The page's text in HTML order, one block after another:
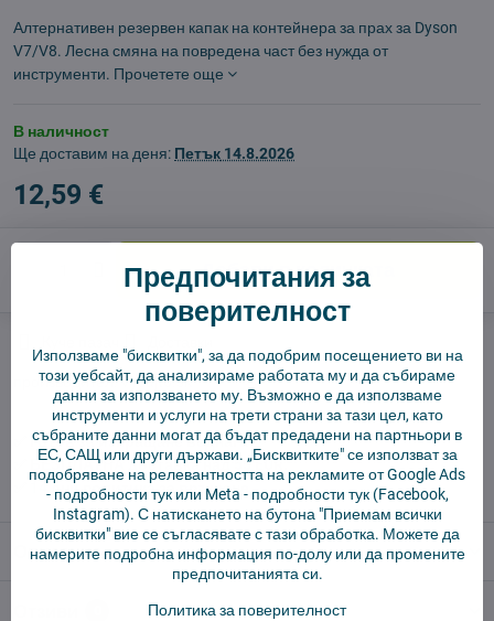
Алтернативен резервен капак на контейнера за прах за Dyson
V7/V8. Лесна смяна на повредена част без нужда от
инструменти. Прочетете още
В наличност
Ще доставим на деня: Петък 14.8.2026
12,59 €
Добави в количката
производител:Vysajto.sk
✅ Готов за изпращане веднага
✅ БЕЗПЛАТНА доставка над 55 EUR.
✅ 14 дни политика за връщане
Описание
Предпочитания за
поверителност
Използваме "бисквитки", за да подобрим посещението ви на
този уебсайт, да анализираме работата му и да събираме
данни за използването му. Възможно е да използваме
инструменти и услуги на трети страни за тази цел, като
събраните данни могат да бъдат предадени на партньори в
ЕС, САЩ или други държави. „Бисквитките" се използват за
подобряване на релевантността на рекламите от Google Ads
- подробности тукили Meta - подробности тук(Facebook,
Instagram). С натискането на бутона "Приемам всички
бисквитки" вие се съгласявате с тази обработка. Можете да
намерите подробна информация по-долу или да промените
предпочитанията си.
Политика за поверителност